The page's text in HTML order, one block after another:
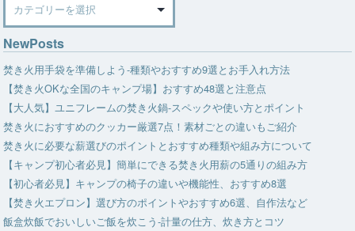
NewPosts
焚き火用手袋を準備しよう-種類やおすすめ9選とお手入れ方法
【焚き火OKな全国のキャンプ場】おすすめ48選と注意点
【大人気】ユニフレームの焚き火鍋-スペックや使い方とポイント
焚き火におすすめのクッカー厳選7点！素材ごとの違いもご紹介
焚き火に必要な薪選びのポイントとおすすめ種類や組み方について
【キャンプ初心者必見】簡単にできる焚き火用薪の5通りの組み方
【初心者必見】キャンプの椅子の違いや機能性、おすすめ8選
【焚き火エプロン】選び方のポイントやおすすめ6選、自作法など
飯盒炊飯でおいしいご飯を炊こう-計量の仕方、炊き方とコツ